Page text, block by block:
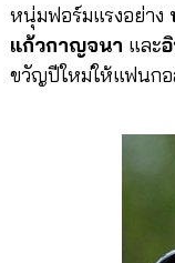
หนุ่มฟอร์มแรงอย่าง
แก้วกาญจนา และ
ขวัญปีใหม่ให้แฟนกอ